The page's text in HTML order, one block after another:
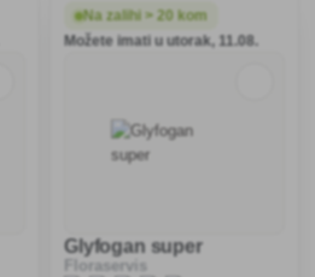
Na zalihi > 20 kom
Možete imati u utorak, 11.08.
Glyfogan super
Floraservis